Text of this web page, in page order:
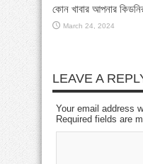
কোন খাবার আপনার
March 24, 2024
LEAVE A
Your email address
Required fields are